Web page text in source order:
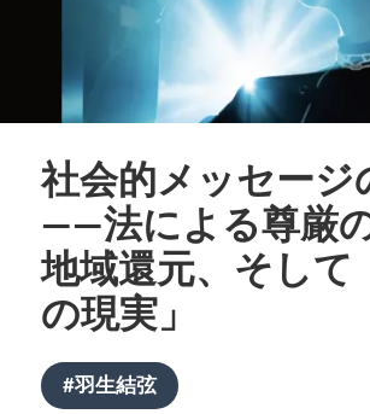
社会的メッセージ
——法による尊厳の
地域還元、そして
の現実」
#羽生結弦